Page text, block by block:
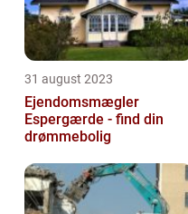
31 august 2023
Ejendomsmægler
Espergærde - find din
drømmebolig